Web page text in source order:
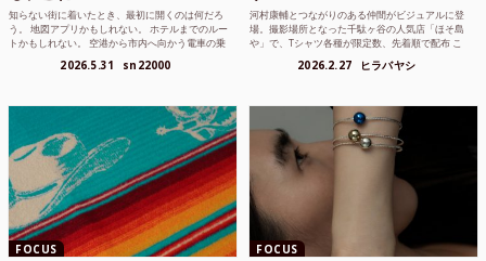
知らない街に着いたとき、最初に開くのは何だろ
う。 地図アプリかもしれない。 ホテルまでのルー
トかもしれない。 空港から市内へ向かう電車の乗
2026.5.31 sn22000
河村康輔とつながりのある仲間がビジュアルに登
場。撮影場所となった千駄ヶ谷の人気店「ほそ島
や」で、Tシャツ各種が限定数、先着順で配布 こ
2026.2.27 ヒラバヤシ
FOCUS FOCUS